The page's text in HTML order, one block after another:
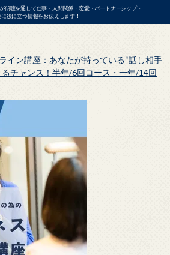
傾聴を通して仕事・人間関係・恋愛・パートナーシップ・
に役に立つ情報をお伝えします！
わせはこ
イン講座：あなたが持っている“話し相手
チャンス！半年/6回コース・一年/14回